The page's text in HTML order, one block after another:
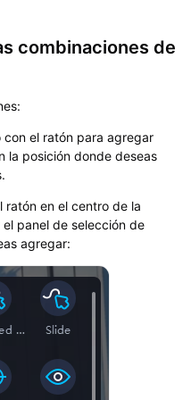
combinaciones de
el ratón para agregar
la posición donde deseas
ratón en el centro de la
panel de selección de
agregar: